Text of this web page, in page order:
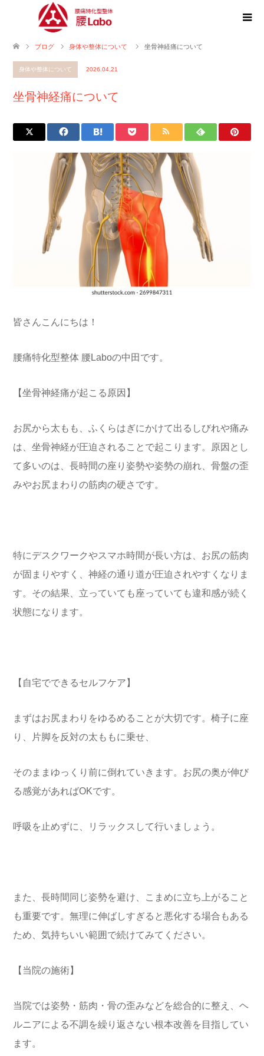
ブログ 身体や整体について 坐骨神経痛について
身体や整体について 2026.04.21
坐骨神経痛について
皆さんこんにちは！
腰痛特化型整体 腰Laboの中田です。
【坐骨神経痛が起こる原因】
お尻から太もも、ふくらはぎにかけて出るしびれや痛み
は、坐骨神経が圧迫されることで起こります。原因とし
て多いのは、長時間の座り姿勢や姿勢の崩れ、骨盤の歪
みやお尻まわりの筋肉の硬さです。
特にデスクワークやスマホ時間が長い方は、お尻の筋肉
が固まりやすく、神経の通り道が圧迫されやすくなりま
す。その結果、立っていても座っていても違和感が続く
状態になります。
【自宅でできるセルフケア】
まずはお尻まわりをゆるめることが大切です。椅子に座
り、片脚を反対の太ももに乗せ、
そのままゆっくり前に倒れていきます。お尻の奥が伸び
る感覚があればOKです。
呼吸を止めずに、リラックスして行いましょう。
また、長時間同じ姿勢を避け、こまめに立ち上がること
も重要です。無理に伸ばしすぎると悪化する場合もある
ため、気持ちいい範囲で続けてみてください。
【当院の施術】
当院では姿勢・筋肉・骨の歪みなどを総合的に整え、ヘ
ルニアによる不調を繰り返さない根本改善を目指してい
ます。